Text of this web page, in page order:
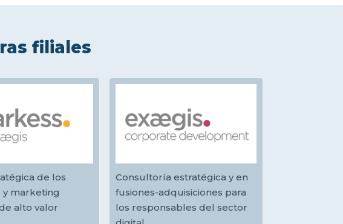
filiales
de los
y marketing
alto valor
Consultoría estratégica y en
fusiones-adquisiciones para
los responsables del sector